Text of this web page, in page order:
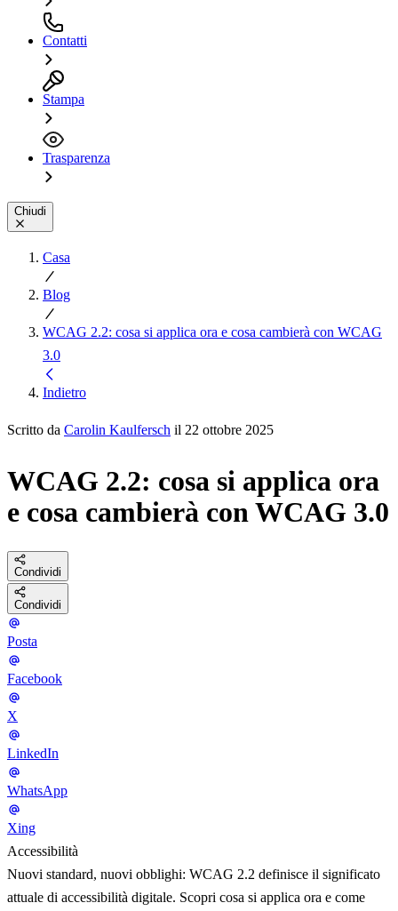
Contatti
Stampa
Trasparenza
Chiudi
Casa
Blog
WCAG 2.2: cosa si applica ora e cosa cambierà con WCAG
3.0
Indietro
Scritto da Carolin Kaulfersch il 22 ottobre 2025
WCAG 2.2: cosa si applica ora
e cosa cambierà con WCAG 3.0
Condividi
Condividi
Posta
Facebook
X
LinkedIn
WhatsApp
Xing
Accessibilità
Nuovi standard, nuovi obblighi: WCAG 2.2 definisce il significato
attuale di accessibilità digitale. Scopri cosa si applica ora e come